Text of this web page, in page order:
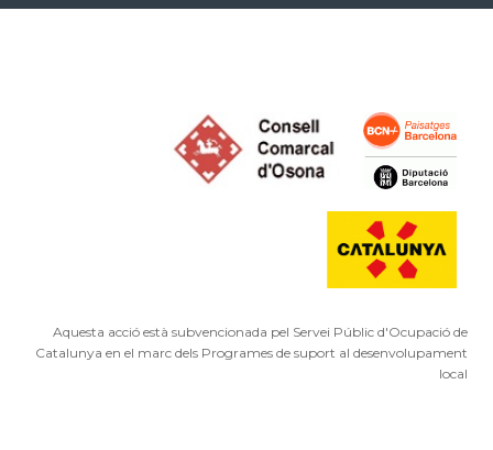
Aquesta acció està subvencionada pel Servei Públic d'Ocupació de
Catalunya en el marc dels Programes de suport al desenvolupament
local